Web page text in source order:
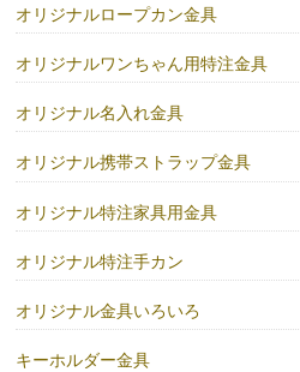
オリジナルロープカン金具
オリジナルワンちゃん用特注金具
オリジナル名入れ金具
オリジナル携帯ストラップ金具
オリジナル特注家具用金具
オリジナル特注手カン
オリジナル金具いろいろ
キーホルダー金具